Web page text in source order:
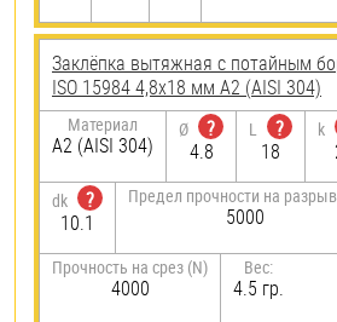
Заклёпка вытяжная с потайным
ISO 15984 4,8х18 мм А2 (AISI 304)
Материал
А2 (AISI 304)
Ø
?
4.8
L
?
18
k
dk
?
10.1
Предел прочности на
5000
Прочность на срез (N)
4000
Вес:
4.5 гр.